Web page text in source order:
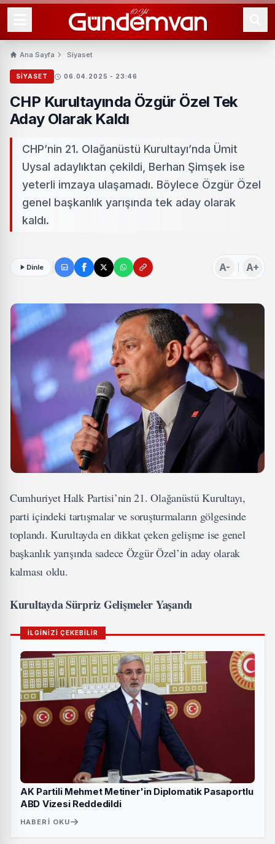
Ana Sayfa Siyaset
SIYASET 06.04.2025 - 23:46
CHP Kurultayında Özgür Özel Tek
Aday Olarak Kaldı
CHP’nin 21. Olağanüstü Kurultayı’nda Ümit
Uysal adaylıktan çekildi, Berhan Şimşek ise
yeterli imzaya ulaşamadı. Böylece Özgür Özel
genel başkanlık yarışında tek aday olarak
kaldı.
Dinle A- A+
Cumhuriyet Halk Partisi’nin 21. Olağanüstü Kurultayı,
parti içindeki tartışmalar ve soruşturmaların gölgesinde
toplandı. Kurultayda en dikkat çeken gelişme ise genel
başkanlık yarışında sadece Özgür Özel’in aday olarak
kalması oldu.
Kurultayda Sürpriz Gelişmeler Yaşandı
İLGİNİZİ ÇEKEBİLİR
AK Partili Mehmet Metiner'in Diplomatik Pasaportlu
ABD Vizesi Reddedildi
HABERI OKU